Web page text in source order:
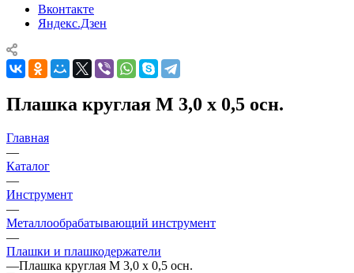
Вконтакте
Яндекс.Дзен
Плашка круглая М 3,0 х 0,5 осн.
Главная
—
Каталог
—
Инструмент
—
Металлообрабатывающий инструмент
—
Плашки и плашкодержатели
—Плашка круглая М 3,0 х 0,5 осн.